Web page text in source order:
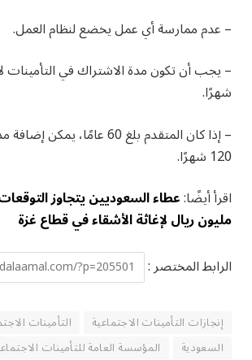
– عدم ممارسة أي عمل يخضع لنظام العمل.
شهرًا.
– إذا كان المتقدم بلغ 60 عامًا،
120 شهرًا.
اقرأ أيضًا:
مليون ريال لإغاثة الأشقاء في قطاع غزة
الرابط المختصر :
إنجازات التأمينات الاجتماعية
التأمينات
السعودية
المؤسسة العامة للتأمينات